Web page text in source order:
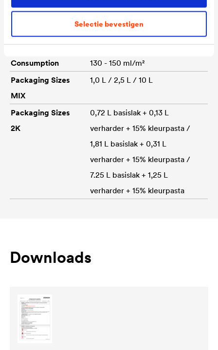
Selectie bevestigen
Technische gegevens
Consumption
130 - 150 ml/m²
Packaging Sizes
MIX
1,0 L / 2,5 L / 10 L
Packaging Sizes
2K
0,72 L basislak + 0,13 L
verharder + 15% kleurpasta /
1,81 L basislak + 0,31 L
verharder + 15% kleurpasta /
7.25 L basislak + 1,25 L
verharder + 15% kleurpasta
Downloads